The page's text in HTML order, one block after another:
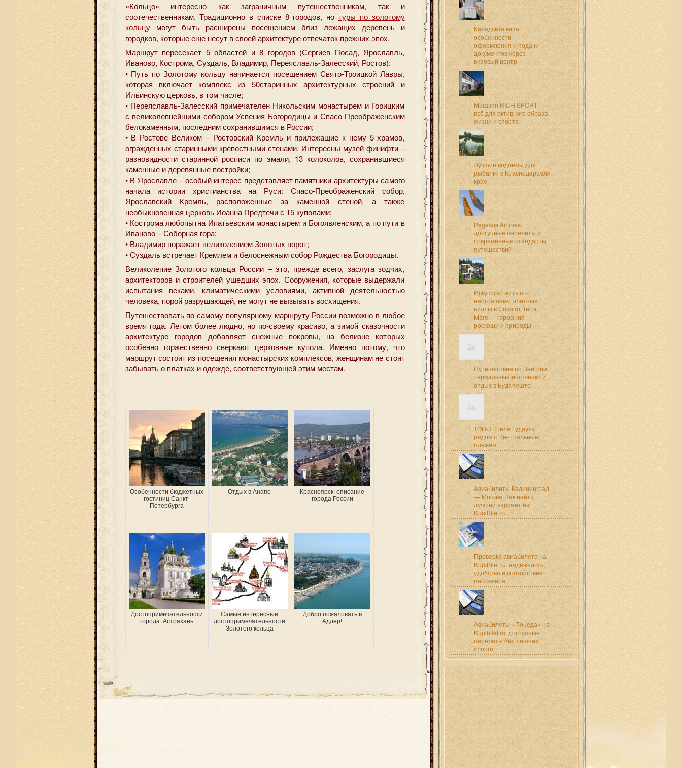
«Кольцо» интересно как заграничным путешественникам, так и
соотечественникам. Традиционно в списке 8 городов, но туры по золотому
кольцумогут быть расширены посещением близ лежащих деревень и
городков, которые еще несут в своей архитектуре отпечаток прежних эпох.
Маршрут пересекает 5 областей и 8 городов (Сергиев Посад, Ярославль,
Иваново, Кострома, Суздаль, Владимир, Переяславль-Залесский, Ростов):
• Путь по Золотому кольцу начинается посещением Свято-Троицкой Лавры,
которая включает комплекс из 50старинных архитектурных строений и
Ильинскую церковь, в том числе;
• Переяславль-Залесский примечателен Никольским монастырем и Горицким
с великолепнейшими собором Успения Богородицы и Спасо-Преображенским
белокаменным, последним сохранившимся в России;
• В Ростове Великом – Ростовский Кремль и прилежащие к нему 5 храмов,
огражденных старинными крепостными стенами. Интересны музей финифти –
разновидности старинной росписи по эмали, 13 колоколов, сохранившиеся
каменные и деревянные постройки;
• В Ярославле – особый интерес представляет памятники архитектуры самого
начала истории христианства на Руси: Спасо-Преображенский собор,
Ярославский Кремль, расположенные за каменной стеной, а также
необыкновенная церковь Иоанна Предтечи с 15 куполами;
• Кострома любопытна Ипатьевским монастырем и Богоявленским, а по пути в
Иваново – Соборная гора;
• Владимир поражает великолепием Золотых ворот;
• Суздаль встречает Кремлем и белоснежным собор Рождества Богородицы.
Великолепие Золотого кольца России – это, прежде всего, заслуга зодчих,
архитекторов и строителей ушедших эпох. Сооружения, которые выдержали
испытания веками, климатическими условиями, активной деятельностью
человека, порой разрушающей, не могут не вызывать восхищения.
Путешествовать по самому популярному маршруту России возможно в любое
время года. Летом более людно, но по-своему красиво, а зимой сказочности
архитектуре городов добавляет снежные покровы, на белизне которых
особенно торжественно сверкают церковные купола. Именно потому, что
маршрут состоит из посещения монастырских комплексов, женщинам не стоит
забывать о платках и одежде, соответствующей этим местам.
Особенности бюджетных
гостиниц Санкт-
Петербурга
Отдых в Анапе
Красноярск: описание
города России
Достопримечательности
города: Астрахань
Самые интересные
достопримечательности
Золотого кольца
Добро пожаловать в
Адлер!
Канадская виза:
особенности
оформления и подачи
документов через
визовый центр
Магазин RICH SPORT —
всё для активного образа
жизни и спорта
Лучшие водоёмы для
рыбалки в Краснодарском
крае
Pegasus Airlines:
доступные перелёты и
современные стандарты
путешествий
Искусство жить по-
настоящему: элитные
виллы в Сочи от Terra
Mare — гармония
роскоши и природы
Путешествие по Венгрии:
термальные источники и
отдых в Будапеште
ТОП-3 отеля Гудауты
рядом с Центральным
пляжем
Авиабилеты Калининград
— Москва: Как найти
лучший вариант на
KupiBilet.ru
Проверка авиабилета на
KupiBilet.ru: надёжность,
удобство и спокойствие
пассажира
Авиабилеты «Победа» на
Kupibilet.ru: доступные
перелёты без лишних
хлопот